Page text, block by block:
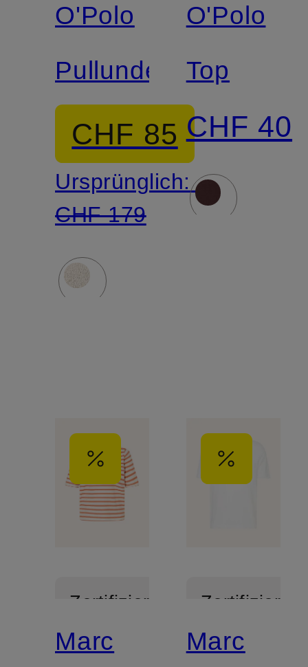
O'Polo
Pullunder
CHF 85
Ursprünglich:
CHF 179
O'Polo
Top
CHF 40
Zertifiziert
Marc
Zertifiziert
Marc